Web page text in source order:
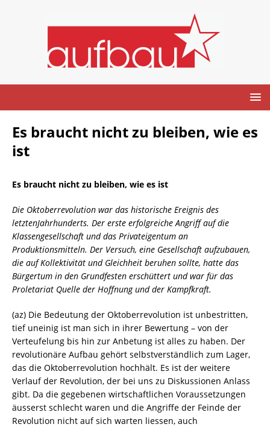
Es braucht nicht zu bleiben, wie es
ist
Es braucht nicht zu bleiben, wie es ist
Die Oktoberrevolution war das historische Ereignis des
letztenJahrhunderts. Der erste erfolgreiche Angriff auf die
Klassengesellschaft und das Privateigentum an
Produktionsmitteln. Der Versuch, eine Gesellschaft aufzubauen,
die auf Kollektivität und Gleichheit beruhen sollte, hatte das
Bürgertum in den Grundfesten erschüttert und war für das
Proletariat Quelle der Hoffnung und der Kampfkraft.
(az) Die Bedeutung der Oktoberrevolution ist unbestritten,
tief uneinig ist man sich in ihrer Bewertung – von der
Verteufelung bis hin zur Anbetung ist alles zu haben. Der
revolutionäre Aufbau gehört selbstverständlich zum Lager,
das die Oktoberrevolution hochhält. Es ist der weitere
Verlauf der Revolution, der bei uns zu Diskussionen Anlass
gibt. Da die gegebenen wirtschaftlichen Voraussetzungen
äusserst schlecht waren und die Angriffe der Feinde der
Revolution nicht auf sich warten liessen, auch